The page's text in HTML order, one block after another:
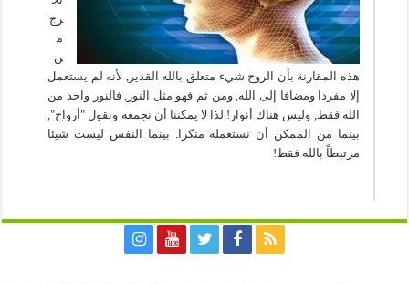
رج
م
ن
هذه المقارنة بأن الروح شيء متعلق بالله القدير, لأنه لم يستعمل
إلا مفردا ومضافا إلى الله, ومن ثم فهو مثل النور, فالنور واحد من
الله فقط, وليس هناك أنوار! لذا لا يمكننا أن نجمعه ونقول "أرواح",
بينما من الممكن أن نستعمله منكرا. بينما النفس ليست شيئا
مرتبطاً بالله فقط!